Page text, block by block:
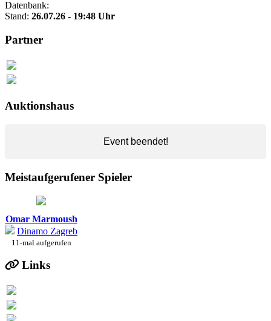
Datenbank:
Stand: 26.07.26 - 19:48 Uhr
Partner
Auktionshaus
Event beendet!
Meistaufgerufener Spieler
Omar Marmoush
Dinamo Zagreb
11-mal aufgerufen
Links